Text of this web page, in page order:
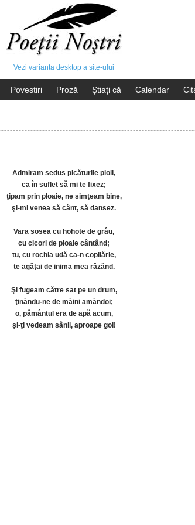
Vezi varianta desktop a site-ului
Povestiri Proză Ştiaţi că Calendar
Admiram sedus picăturile ploii,
ca în suflet să mi te fixez;
ţipam prin ploaie, ne simţeam bine,
şi-mi venea să cânt, să dansez.
Vara sosea cu hohote de grâu,
cu cicori de ploaie cântând;
tu, cu rochia udă ca-n copilărie,
te agăţai de inima mea râzând.
Şi fugeam către sat pe un drum,
ţinându-ne de mâini amândoi;
o, pământul era de apă acum,
şi-ţi vedeam sânii, aproape goi!